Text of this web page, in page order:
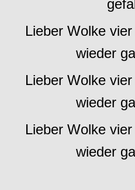
Lieber Wolke
wieder
Lieber Wolke
wieder
Lieber Wolke
wieder